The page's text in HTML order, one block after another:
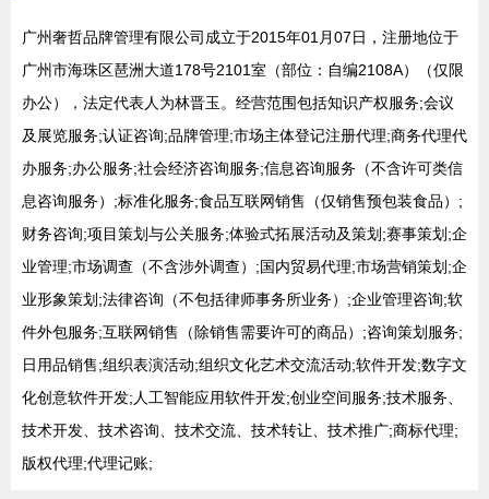
广州奢哲品牌管理有限公司成立于2015年01月07日，注册地位于
广州市海珠区琶洲大道178号2101室（部位：自编2108A）（仅限
办公），法定代表人为林晋玉。经营范围包括知识产权服务;会议
及展览服务;认证咨询;品牌管理;市场主体登记注册代理;商务代理代
办服务;办公服务;社会经济咨询服务;信息咨询服务（不含许可类信
息咨询服务）;标准化服务;食品互联网销售（仅销售预包装食品）;
财务咨询;项目策划与公关服务;体验式拓展活动及策划;赛事策划;企
业管理;市场调查（不含涉外调查）;国内贸易代理;市场营销策划;企
业形象策划;法律咨询（不包括律师事务所业务）;企业管理咨询;软
件外包服务;互联网销售（除销售需要许可的商品）;咨询策划服务;
日用品销售;组织表演活动;组织文化艺术交流活动;软件开发;数字文
化创意软件开发;人工智能应用软件开发;创业空间服务;技术服务、
技术开发、技术咨询、技术交流、技术转让、技术推广;商标代理;
版权代理;代理记账;